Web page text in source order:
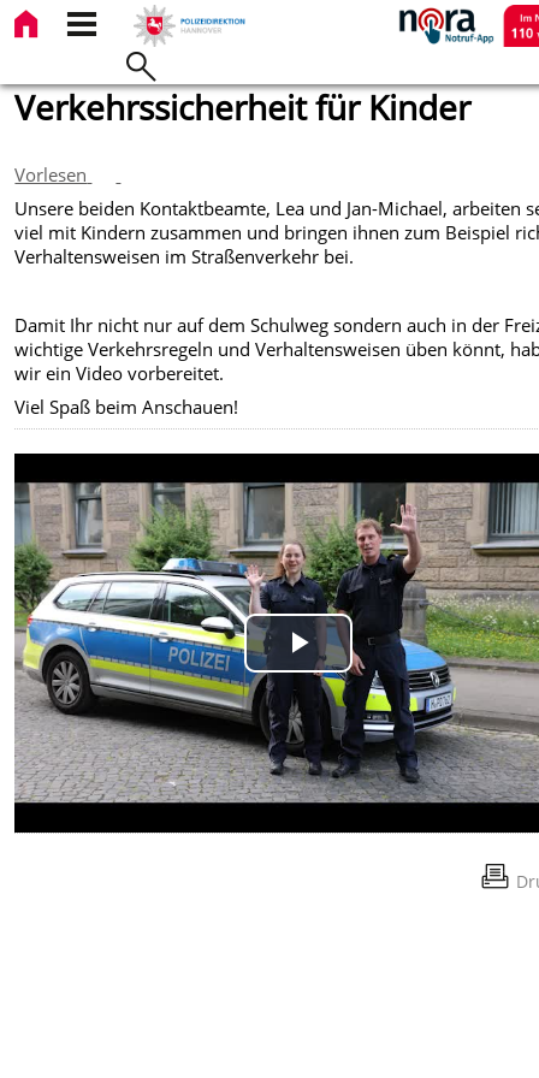
Verkehrssicherheit für Kinder
Vorlesen
Unsere beiden Kontaktbeamte, Lea und Jan-Michael, arbeiten
viel mit Kindern zusammen und bringen ihnen zum Beispiel
Verhaltensweisen im Straßenverkehr bei.
Damit Ihr nicht nur auf dem Schulweg sondern auch in der
wichtige Verkehrsregeln und Verhaltensweisen üben könnt,
wir ein Video vorbereitet.
Viel Spaß beim Anschauen!
Play
Video